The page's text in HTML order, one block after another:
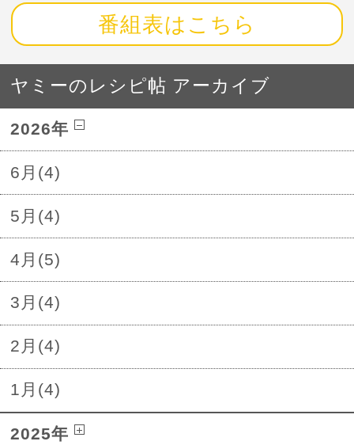
番組表はこちら
ヤミーのレシピ帖 アーカイブ
2026年
6月(4)
5月(4)
4月(5)
3月(4)
2月(4)
1月(4)
2025年